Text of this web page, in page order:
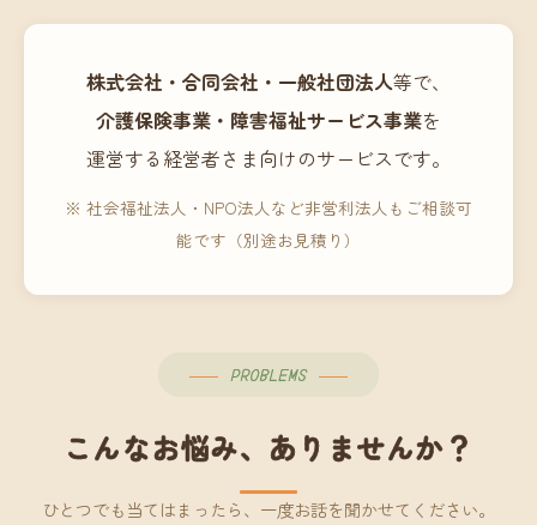
株式会社・合同会社・一般社団法人等で、
介護保険事業・障害福祉サービス事業を
運営する経営者さま向けのサービスです。
※ 社会福祉法人・NPO法人など非営利法人もご相談可
能です（別途お見積り）
PROBLEMS
こんなお悩み、ありませんか？
ひとつでも当てはまったら、一度お話を聞かせてください。